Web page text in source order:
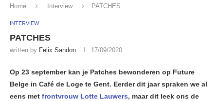
Home Interview PATCHES
INTERVIEW
PATCHES
written by Felix Sandon 17/09/2020
Op 23 september kan je Patches bewonderen op Future
Belge in Café de Loge te Gent. Eerder dit jaar spraken we al
eens met frontvrouw Lotte Lauwers, maar dit leek ons de